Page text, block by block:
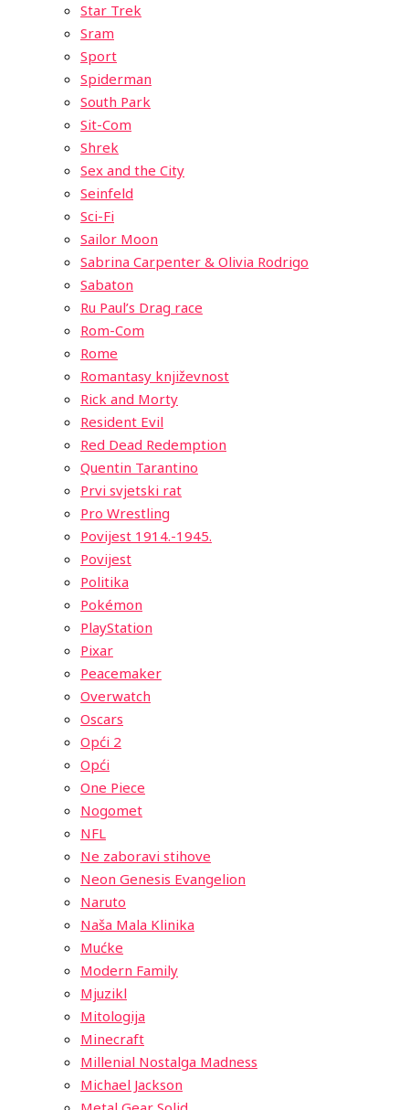
Star Trek
Sram
Sport
Spiderman
South Park
Sit-Com
Shrek
Sex and the City
Seinfeld
Sci-Fi
Sailor Moon
Sabrina Carpenter & Olivia Rodrigo
Sabaton
Ru Paul’s Drag race
Rom-Com
Rome
Romantasy književnost
Rick and Morty
Resident Evil
Red Dead Redemption
Quentin Tarantino
Prvi svjetski rat
Pro Wrestling
Povijest 1914.-1945.
Povijest
Politika
Pokémon
PlayStation
Pixar
Peacemaker
Overwatch
Oscars
Opći 2
Opći
One Piece
Nogomet
NFL
Ne zaboravi stihove
Neon Genesis Evangelion
Naruto
Naša Mala Klinika
Mućke
Modern Family
Mjuzikl
Mitologija
Minecraft
Millenial Nostalga Madness
Michael Jackson